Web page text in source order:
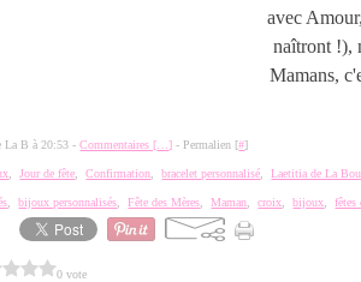
avec
naîtront !),
Mamans,
La B à 20:53 -Commentaires [ …] - Permalien [#]
,Jour de fête ,Confirmation ,bracelet personnalisé ,Laetitia de La
,bijoux personnalisés ,Fête des Mères ,Maman ,croix ,bijoux ,fêtes
0 vote